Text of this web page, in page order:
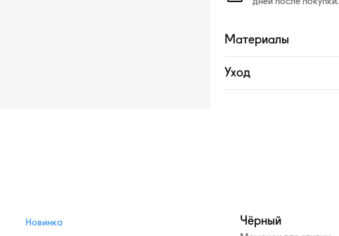
Материалы
Развернуть
Уход
Развернуть
Новинка Чёрный